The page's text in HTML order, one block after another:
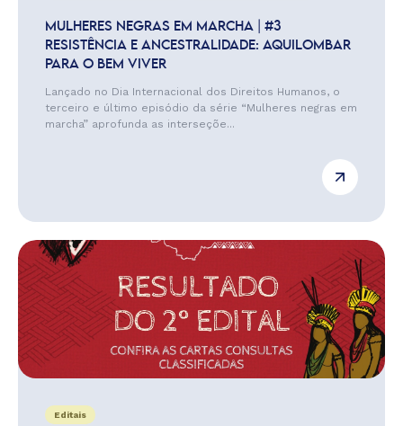
MULHERES NEGRAS EM MARCHA | #3
RESISTÊNCIA E ANCESTRALIDADE: AQUILOMBAR
PARA O BEM VIVER
Lançado no Dia Internacional dos Direitos Humanos, o
terceiro e último episódio da série “Mulheres negras em
marcha” aprofunda as interseçõe...
Editais